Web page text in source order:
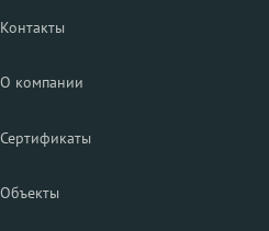
Контакты
О компании
Сертификаты
Объекты